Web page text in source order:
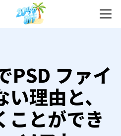
ファイ
理由と、
ことができ